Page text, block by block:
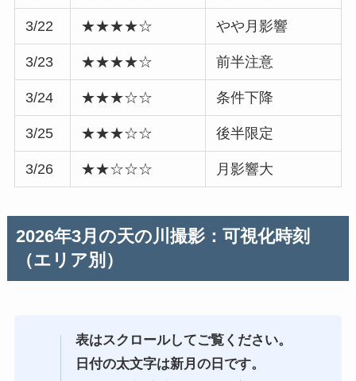
3/22 ★★★★☆ やや月影響
3/23 ★★★★☆ 前半注意
3/24 ★★★☆☆ 条件下降
3/25 ★★★☆☆ 後半限定
3/26 ★★☆☆☆ 月影響大
2026年3月の天の川撮影：可視化時刻
（エリア別）
表はスクロールしてご覧ください。
日付の太文字は新月の日です。